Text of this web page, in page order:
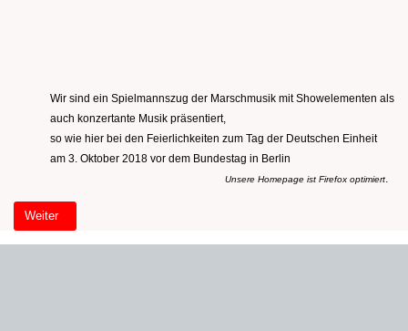
Wir sind ein Spielmannszug der Marschmusik mit Showelementen als
auch konzertante Musik präsentiert,
so wie hier bei den Feierlichkeiten zum Tag der Deutschen Einheit
am 3. Oktober 2018 vor dem Bundestag in Berlin
Unsere Homepage ist Firefox optimiert
Nächster Beitrag: Willkommen Startseite (2)
Weiter